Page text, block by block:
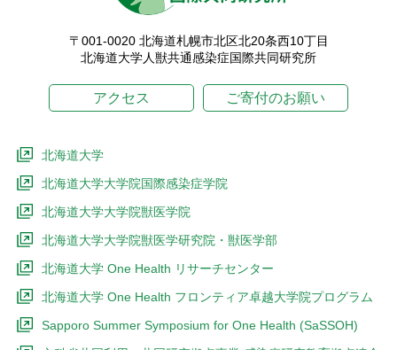
〒001-0020 北海道札幌市北区北20条西10丁目
北海道大学人獣共通感染症国際共同研究所
アクセス ご寄付のお願い
北海道大学
北海道大学大学院国際感染症学院
北海道大学大学院獣医学院
北海道大学大学院獣医学研究院・獣医学部
北海道大学 One Health リサーチセンター
北海道大学 One Health フロンティア卓越大学院プログラム
Sapporo Summer Symposium for One Health (SaSSOH)